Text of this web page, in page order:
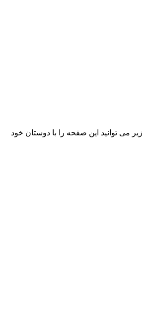
می توانید این صفحه را با دوستان خود